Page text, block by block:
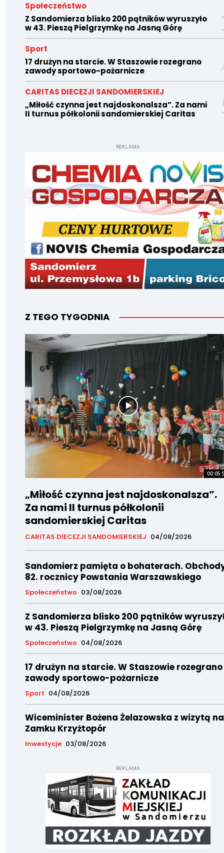
Społeczeństwo
Z Sandomierza blisko 200 pątników wyruszyło
w 43. Pieszą Pielgrzymkę na Jasną Górę
Sport
17 drużyn na starcie. W Staszowie rozegrano
zawody sportowo-pożarnicze
CARITAS DIECEZJI SANDOMIERSKIEJ
„Miłość czynna jest najdoskonalsza”. Za nami
II turnus półkolonii sandomierskiej Caritas
REKLAMA
Z TEGO TYGODNIA
„Miłość czynna jest najdoskonalsza”.
Za nami II turnus półkolonii
sandomierskiej Caritas
CARITAS DIECEZJI SANDOMIERSKIEJ 04/08/2026
Sandomierz pamięta o bohaterach.
82. rocznicy Powstania Warszawskiego
Społeczeństwo 03/08/2026
Z Sandomierza blisko 200 pątników
w 43. Pieszą Pielgrzymkę na Jasną Górę
Społeczeństwo 04/08/2026
17 drużyn na starcie. W Staszowie rozegrano
zawody sportowo-pożarnicze
Sport 04/08/2026
Wiceminister Bożena Żelazowska z wizytą na
Zamku Krzyżtopór
Inwestycje 03/08/2026
REKLAMA